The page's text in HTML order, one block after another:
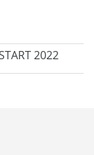
2022